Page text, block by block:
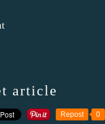
article
Repost 0